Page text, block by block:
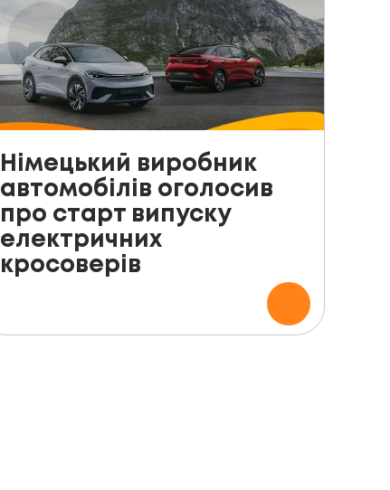
Німецький виробник
автомобілів оголосив
про старт випуску
електричних
кросоверів